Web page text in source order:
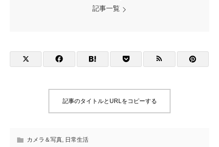
記事一覧
記事のタイトルとURLをコピーする
カメラ＆写真, 日常生活